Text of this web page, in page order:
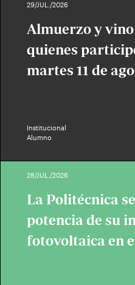
29/JUL./2026
Almuerzo y
quienes
martes 11 de
Institucional
Alumno
28/JUL./2026
La Politécnica
potencia de su
fotovoltaica en